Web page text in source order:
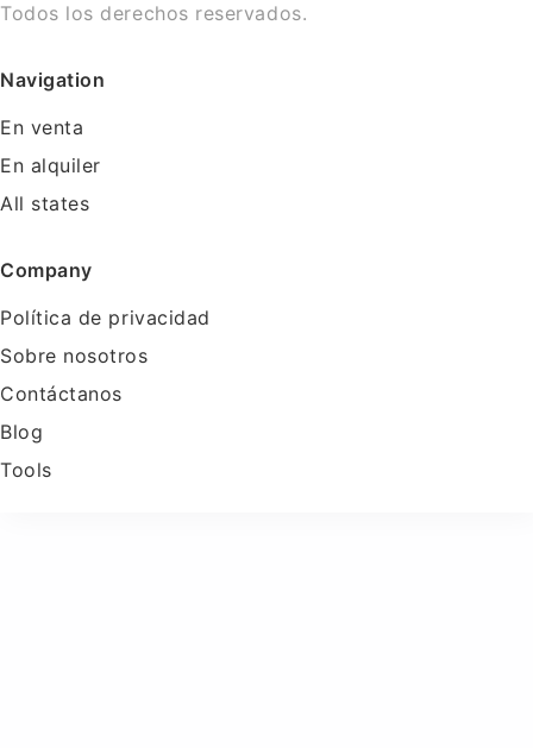
Todos los derechos reservados.
Navigation
En venta
En alquiler
All states
Company
Política de privacidad
Sobre nosotros
Contáctanos
Blog
Tools